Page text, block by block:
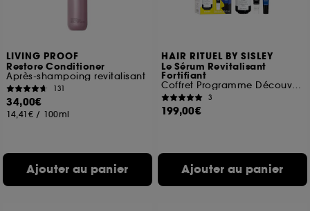
LIVING PROOF
Restore Conditioner
Après-shampoing revitalisant
131
34,00€
14,41€ / 100ml
Ajouter au panier
HAIR RITUEL BY SISLEY
Le Sérum Revitalisant
Fortifiant
Coffret Programme Découverte
3
199,00€
Ajouter au panier